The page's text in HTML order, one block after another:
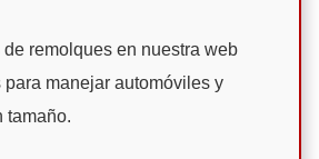
remolques en nuestra web
manejar automóviles y
tamaño.